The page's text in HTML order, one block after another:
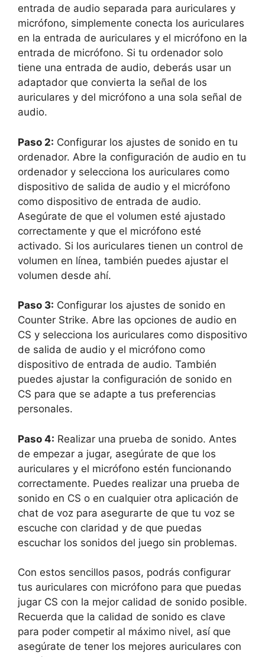
entrada de audio separada para auriculares y
micrófono, simplemente conecta los auriculares
en la entrada de auriculares y el micrófono en la
entrada de micrófono. Si tu ordenador solo
tiene una entrada de audio, deberás usar un
adaptador que convierta la señal de los
auriculares y del micrófono a una sola señal de
audio.
Paso 2: Configurar los ajustes de sonido en tu
ordenador. Abre la configuración de audio en tu
ordenador y selecciona los auriculares como
dispositivo de salida de audio y el micrófono
como dispositivo de entrada de audio.
Asegúrate de que el volumen esté ajustado
correctamente y que el micrófono esté
activado. Si los auriculares tienen un control de
volumen en línea, también puedes ajustar el
volumen desde ahí.
Paso 3: Configurar los ajustes de sonido en
Counter Strike. Abre las opciones de audio en
CS y selecciona los auriculares como dispositivo
de salida de audio y el micrófono como
dispositivo de entrada de audio. También
puedes ajustar la configuración de sonido en
CS para que se adapte a tus preferencias
personales.
Paso 4: Realizar una prueba de sonido. Antes
de empezar a jugar, asegúrate de que los
auriculares y el micrófono estén funcionando
correctamente. Puedes realizar una prueba de
sonido en CS o en cualquier otra aplicación de
chat de voz para asegurarte de que tu voz se
escuche con claridad y de que puedas
escuchar los sonidos del juego sin problemas.
Con estos sencillos pasos, podrás configurar
tus auriculares con micrófono para que puedas
jugar CS con la mejor calidad de sonido posible.
Recuerda que la calidad de sonido es clave
para poder competir al máximo nivel, así que
asegúrate de tener los mejores auriculares con